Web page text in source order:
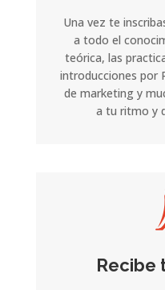
Una vez te
a todo el
teórica, las
introducciones por
de marketing y
a tu ritmo y
Recibe